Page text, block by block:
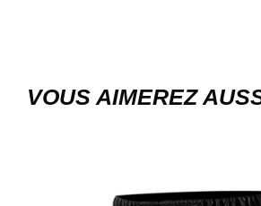
VOUS AIMEREZ